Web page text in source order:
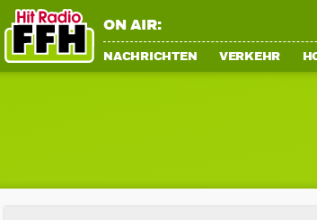
ON AIR:
NACHRICHTEN VERKEHR